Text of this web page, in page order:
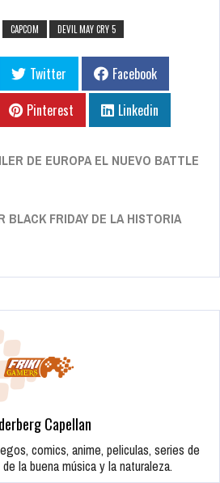
CAPCOM DEVIL MAY CRY 5
Twitter
Facebook
Pinterest Linkedin
DE EUROPA EL NUEVO BATTLE
BLACK FRIDAY DE LA HISTORIA
Capellan
comics, anime, peliculas, series de
la buena música y la naturaleza.